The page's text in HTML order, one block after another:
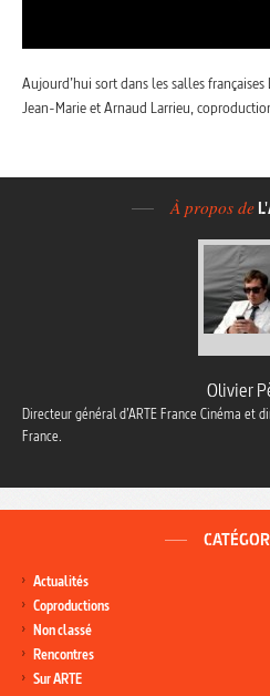
Aujourd’hui sort dans les salles
Jean-Marie et Arnaud Larrieu,
À propos de
Olivier
Directeur général d’ARTE France Cinéma et
France.
Actualités
Coproductions
Non classé
Rencontres
Sur ARTE